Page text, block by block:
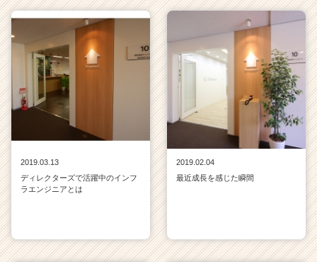
2019.03.13
ディレクターズで活躍中のインフ
ラエンジニアとは
2019.02.04
最近成長を感じた瞬間